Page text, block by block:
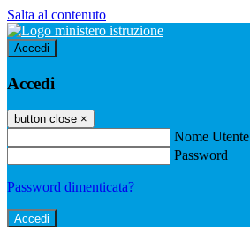
Salta al contenuto
Accedi
Accedi
button close ×
Nome Utente
Password
Password dimenticata?